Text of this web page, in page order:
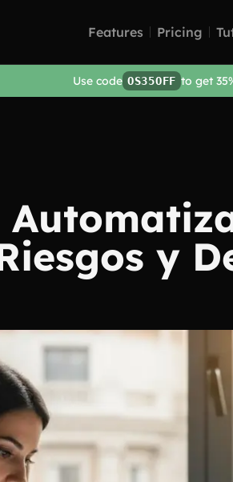
Features Pricing
Use code OS35OFF to get
y